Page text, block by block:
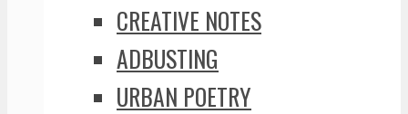
CREATIVE NOTES
ADBUSTING
URBAN POETRY